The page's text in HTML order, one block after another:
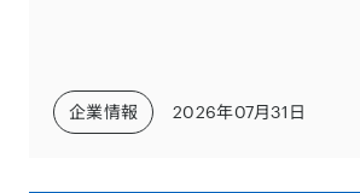
企業情報 2026年07月31日